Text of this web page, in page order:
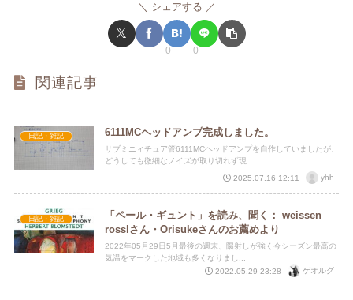
シェアする
0 0
関連記事
日記・雑記 6111MCヘッドアンプ完成しました。
サブミニィチュア管6111MCヘッドアンプを自作していましたが、
どうしても微細なノイズが取り切れず現...
2025.07.16 12:11
yhh
日記・雑記
「ペール・ギュント」を読み、聞く： weissen
rosslさん・Orisukeさんのお薦めより
2022年05月29日5月最後の週末、陽射しが強く今シーズン最高の
気温をマークした地域も多くなりまし...
2022.05.29 23:28
ゲオルグ